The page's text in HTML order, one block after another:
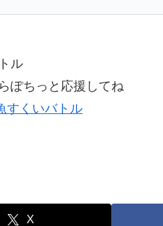
ル
ぽちっと応援してね
すくいバトル
X